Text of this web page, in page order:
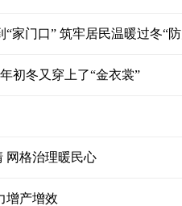
家门口” 筑牢居民温暖过冬“
初冬又穿上了“金衣裳”
网格治理暖民心
增产增效